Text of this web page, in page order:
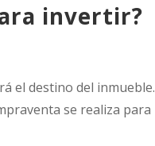
invertir?
el destino del inmueble.
se realiza para